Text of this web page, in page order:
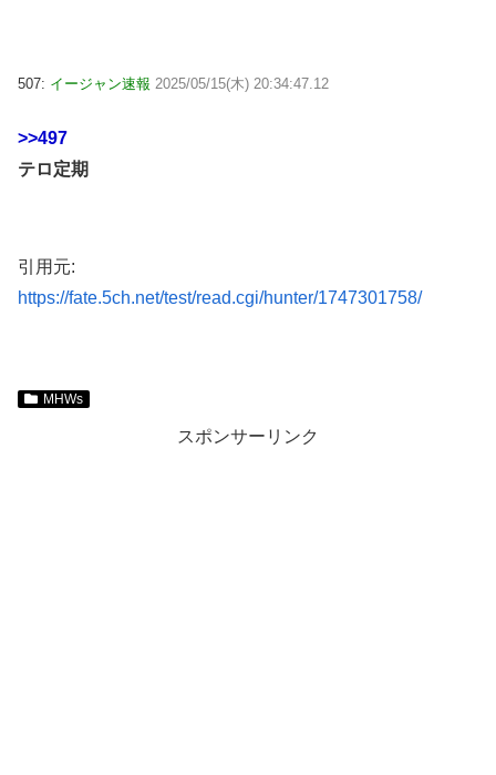
507: イージャン速報 2025/05/15(木) 20:34:47.12
>>497
テロ定期
引用元:
https://fate.5ch.net/test/read.cgi/hunter/1747301758/
MHWs
スポンサーリンク